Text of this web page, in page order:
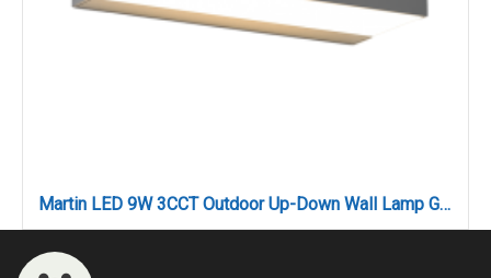
Martin LED 9W 3CCT Outdoor Up-Down Wall Lamp Grey D:17cmx4.6cm (80200830)